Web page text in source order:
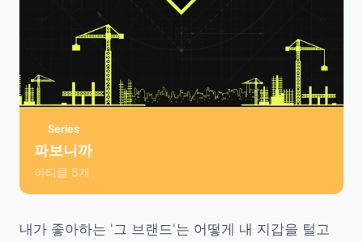
Series
파보니까
아티클 5개
내가 좋아하는 '그 브랜드'는 어떻게 내 지갑을 털고